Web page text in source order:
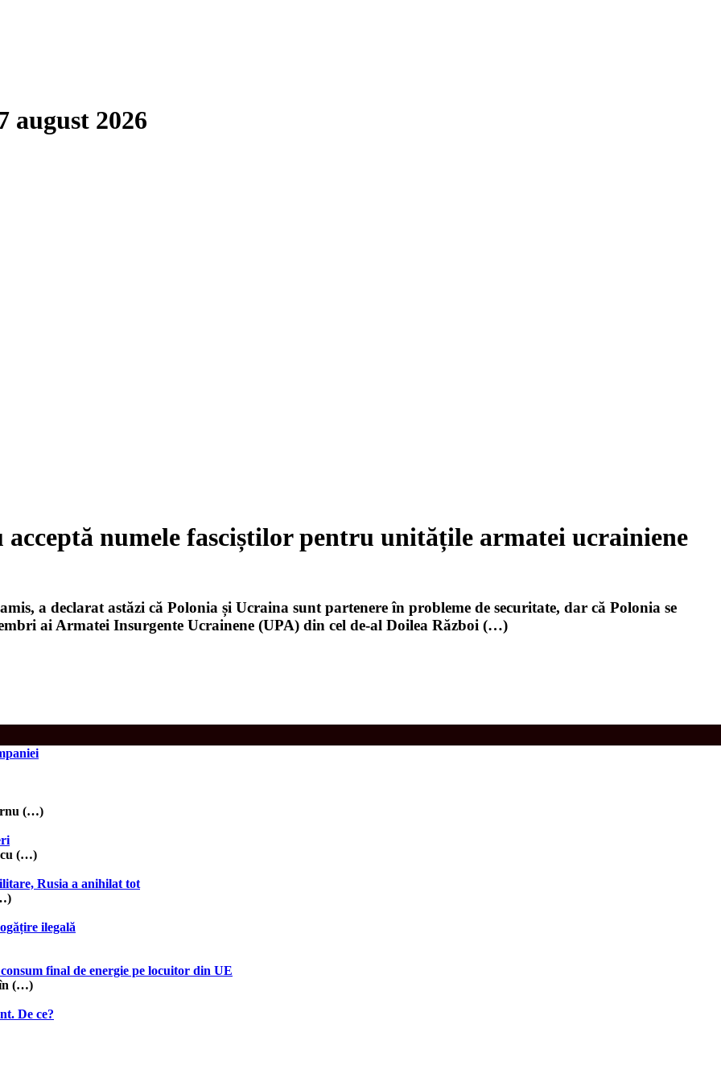
august 2026
numele fasciștilor pentru unitățile armatei ucrainiene
a declarat astăzi că Polonia și Ucraina sunt partenere în probleme de securitate, dar că Polonia se
ai Armatei Insurgente Ucrainene (UPA) din cel de-al Doilea Război (…)
(…)
cu (…)
Rusia a anihilat tot
ilegală
final de energie pe locuitor din UE
în (…)
De ce?